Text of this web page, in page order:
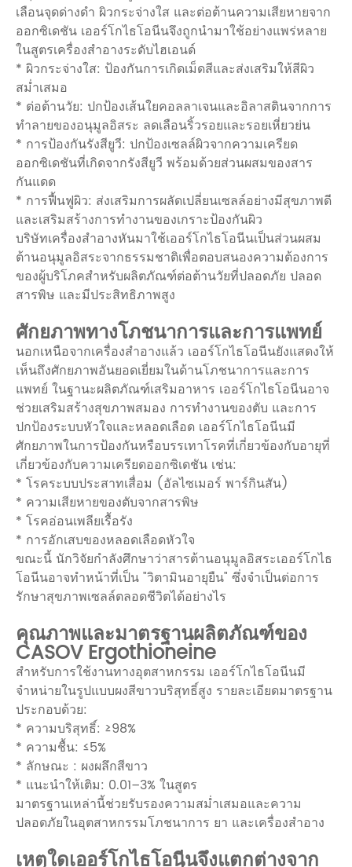
เลือนจุดด่างดำ ผิวกระจ่างใส และต่อต้านความเสียหายจาก
ออกซิเดชัน เออร์โกไธโอนีนจึงถูกนำมาใช้อย่างแพร่หลาย
ในสูตรเครื่องสำอางระดับไฮเอนด์
* ผิวกระจ่างใส: ป้องกันการเกิดเม็ดสีและส่งเสริมให้สีผิว
สม่ำเสมอ
* ต่อต้านวัย: ปกป้องเส้นใยคอลลาเจนและอิลาสตินจากการ
ทำลายของอนุมูลอิสระ ลดเลือนริ้วรอยและรอยเหี่ยวย่น
* การป้องกันรังสียูวี: ปกป้องเซลล์ผิวจากความเครียด
ออกซิเดชันที่เกิดจากรังสียูวี พร้อมด้วยส่วนผสมของสาร
กันแดด
* การฟื้นฟูผิว: ส่งเสริมการผลัดเปลี่ยนเซลล์อย่างมีสุขภาพดี
และเสริมสร้างการทำงานของเกราะป้องกันผิว
บริษัทเครื่องสำอางหันมาใช้เออร์โกไธโอนีนเป็นส่วนผสม
ต้านอนุมูลอิสระจากธรรมชาติเพื่อตอบสนองความต้องการ
ของผู้บริโภคสำหรับผลิตภัณฑ์ต่อต้านวัยที่ปลอดภัย ปลอด
สารพิษ และมีประสิทธิภาพสูง
ศักยภาพทางโภชนาการและการแพทย์
นอกเหนือจากเครื่องสำอางแล้ว เออร์โกไธโอนีนยังแสดงให้
เห็นถึงศักยภาพอันยอดเยี่ยมในด้านโภชนาการและการ
แพทย์ ในฐานะผลิตภัณฑ์เสริมอาหาร เออร์โกไธโอนีนอาจ
ช่วยเสริมสร้างสุขภาพสมอง การทำงานของตับ และการ
ปกป้องระบบหัวใจและหลอดเลือด เออร์โกไธโอนีนมี
ศักยภาพในการป้องกันหรือบรรเทาโรคที่เกี่ยวข้องกับอายุที่
เกี่ยวข้องกับความเครียดออกซิเดชัน เช่น:
* โรคระบบประสาทเสื่อม (อัลไซเมอร์ พาร์กินสัน)
* ความเสียหายของตับจากสารพิษ
* โรคอ่อนเพลียเรื้อรัง
* การอักเสบของหลอดเลือดหัวใจ
ขณะนี้ นักวิจัยกำลังศึกษาว่าสารต้านอนุมูลอิสระเออร์โกไธ
โอนีนอาจทำหน้าที่เป็น "วิตามินอายุยืน" ซึ่งจำเป็นต่อการ
รักษาสุขภาพเซลล์ตลอดชีวิตได้อย่างไร
คุณภาพและมาตรฐานผลิตภัณฑ์ของ
CASOV Ergothioneine
สำหรับการใช้งานทางอุตสาหกรรม เออร์โกไธโอนีนมี
จำหน่ายในรูปแบบผงสีขาวบริสุทธิ์สูง รายละเอียดมาตรฐาน
ประกอบด้วย:
* ความบริสุทธิ์: ≥98%
* ความชื้น: ≤5%
* ลักษณะ : ผงผลึกสีขาว
* แนะนำให้เติม: 0.01–3% ในสูตร
มาตรฐานเหล่านี้ช่วยรับรองความสม่ำเสมอและความ
ปลอดภัยในอุตสาหกรรมโภชนาการ ยา และเครื่องสำอาง